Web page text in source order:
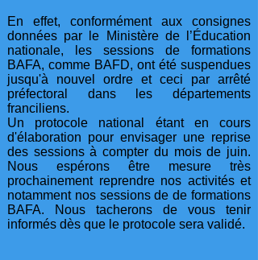
En effet, conformément aux consignes
données par le Ministère de l’Éducation
nationale, les sessions de formations
BAFA, comme BAFD, ont été suspendues
jusqu'à nouvel ordre et ceci par arrêté
préfectoral dans les départements
franciliens.
Un protocole national étant en cours
d'élaboration pour envisager une reprise
des sessions à compter du mois de juin.
Nous espérons être mesure très
prochainement reprendre nos activités et
notamment nos sessions de de formations
BAFA. Nous tacherons de vous tenir
informés dès que le protocole sera validé.